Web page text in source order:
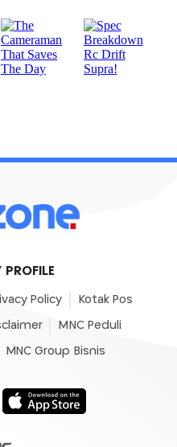
PROFILE
Policy Kotak Pos
MNC Peduli
MNC Group Bisnis